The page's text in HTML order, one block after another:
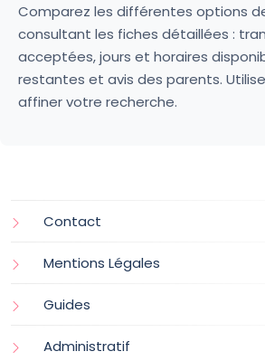
Comparez les différentes options
consultant les fiches détaillées :
acceptées, jours et horaires
restantes et avis des parents.
affiner votre recherche.
Contact
Mentions Légales
Guides
Administratif